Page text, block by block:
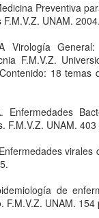
Preventiva
UNAM. 2004.
Virología
F.M.V.Z.
18 temas
Enfermedades
F.M.V.Z. UNAM.
virales
de
F.M.V.Z. UNAM. 154